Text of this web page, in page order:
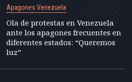
Apagones Venezuela
Ola de protestas en Venezuela
ante los apagones frecuentes en
diferentes estados: “Queremos
luz”